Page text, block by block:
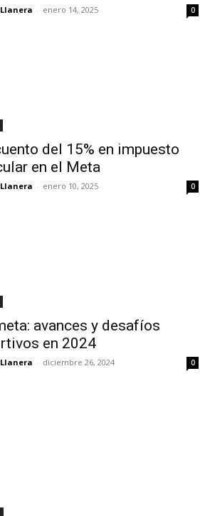
- enero 14, 2025 0
del 15% en impuesto
en el Meta
- enero 10, 2025 0
avances y desafíos
en 2024
- diciembre 26, 2024 0